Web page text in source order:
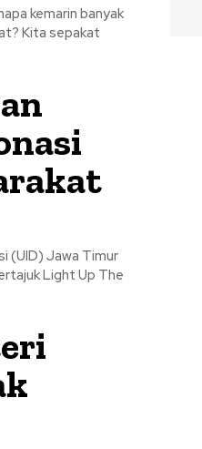
kemarin banyak
Kita sepakat
(UID) Jawa Timur
Light Up The